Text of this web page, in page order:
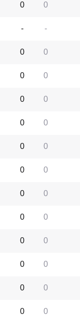
0
0
-
-
0
0
0
0
0
0
0
0
0
0
0
0
0
0
0
0
0
0
0
0
0
0
0
0